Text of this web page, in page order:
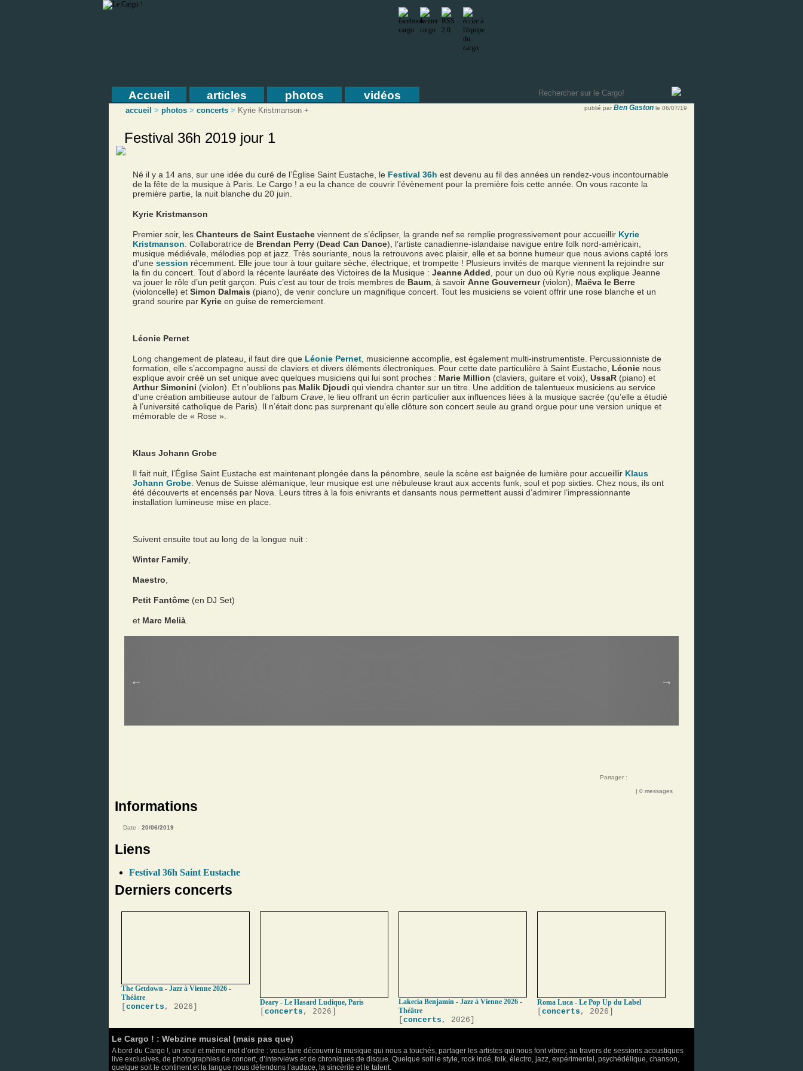
Accueil articles photos vidéos
accueil > photos > concerts > Kyrie Kristmanson + publié par Ben Gaston le 06/07/19
Festival 36h 2019 jour 1
Né il y a 14 ans, sur une idée du curé de l’Église Saint Eustache, le Festival 36h est devenu au fil des années un rendez-vous incontournable
de la fête de la musique à Paris. Le Cargo ! a eu la chance de couvrir l’évènement pour la première fois cette année. On vous raconte la
première partie, la nuit blanche du 20 juin.
Kyrie Kristmanson
Premier soir, les Chanteurs de Saint Eustache viennent de s’éclipser, la grande nef se remplie progressivement pour accueillir Kyrie
Kristmanson . Collaboratrice de Brendan Perry (Dead Can Dance), l’artiste canadienne-islandaise navigue entre folk nord-américain,
musique médiévale, mélodies pop et jazz. Très souriante, nous la retrouvons avec plaisir, elle et sa bonne humeur que nous avions capté lors
d’une session récemment. Elle joue tour à tour guitare sèche, électrique, et trompette ! Plusieurs invités de marque viennent la rejoindre sur
la fin du concert. Tout d’abord la récente lauréate des Victoires de la Musique : Jeanne Added , pour un duo où Kyrie nous explique Jeanne
va jouer le rôle d’un petit garçon. Puis c’est au tour de trois membres de Baum , à savoir Anne Gouverneur(violon), Maëva le Berre
(violoncelle) et Simon Dalmais (piano), de venir conclure un magnifique concert. Tout les musiciens se voient offrir une rose blanche et un
grand sourire par Kyrie en guise de remerciement.
Léonie Pernet
Long changement de plateau, il faut dire que Léonie Pernet , musicienne accomplie, est également multi-instrumentiste. Percussionniste de
formation, elle s’accompagne aussi de claviers et divers éléments électroniques. Pour cette date particulière à Saint Eustache, Léonie nous
explique avoir créé un set unique avec quelques musiciens qui lui sont proches : Marie Million (claviers, guitare et voix), UssaR (piano) et
Arthur Simonini (violon). Et n’oublions pas Malik Djoudi qui viendra chanter sur un titre. Une addition de talentueux musiciens au service
d’une création ambitieuse autour de l’album Crave , le lieu offrant un écrin particulier aux influences liées à la musique sacrée (qu’elle a étudié
à l’université catholique de Paris). Il n’était donc pas surprenant qu’elle clôture son concert seule au grand orgue pour une version unique et
mémorable de « Rose ».
Klaus Johann Grobe
Il fait nuit, l’Église Saint Eustache est maintenant plongée dans la pénombre, seule la scène est baignée de lumière pour accueillir Klaus
Johann Grobe . Venus de Suisse alémanique, leur musique est une nébuleuse kraut aux accents funk, soul et pop sixties. Chez nous, ils ont
été découverts et encensés par Nova. Leurs titres à la fois enivrants et dansants nous permettent aussi d’admirer l’impressionnante
installation lumineuse mise en place.
Suivent ensuite tout au long de la longue nuit :
Winter Family
Maestro
Petit Fantôme (en DJ Set)
et Marc Melià
Partager :
| 0 messages
Informations
Date : 20/06/2019
Liens
Festival 36h Saint Eustache
Derniers concerts
The Getdown - Jazz à Vienne 2026 -
Théâtre
concerts , 2026] Deary - Le Hasard Ludique, Paris
concerts , 2026]
Lakecia Benjamin - Jazz à Vienne 2026 -
Théâtre
concerts , 2026]
Roma Luca - Le Pop Up du Label
concerts , 2026]
Le Cargo ! : Webzine musical (mais pas que)
A bord du Cargo !, un seul et même mot d’ordre : vous faire découvrir la musique qui nous a touchés, partager les artistes qui nous font vibrer, au travers de sessions acoustiques
live exclusives, de photographies de concert, d’interviews et de chroniques de disque. Quelque soit le style, rock indé, folk, électro, jazz, expérimental, psychédélique, chanson,
quelque soit le continent et la langue nous défendons l’audace, la sincérité et le talent.